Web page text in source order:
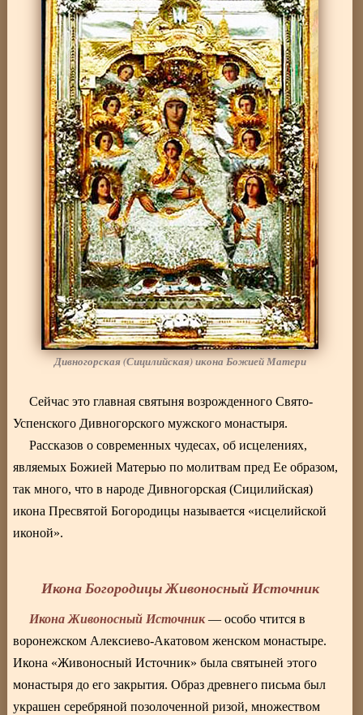
Дивногорская (Сицилийская) икона Божией Матери
Сейчас это главная святыня возрожденного Свято-
Успенского Дивногорского мужского монастыря.
Рассказов о современных чудесах, об исцелениях,
являемых Божией Матерью по молитвам пред Ее образом,
так много, что в народе Дивногорская (Сицилийская)
икона Пресвятой Богородицы называется «исцелийской
иконой».
Икона Богородицы Живоносный Источник
Икона Живоносный Источник— особо чтится в
воронежском Алексиево-Акатовом женском монастыре.
Икона «Живоносный Источник» была святыней этого
монастыря до его закрытия. Образ древнего письма был
украшен серебряной позолоченной ризой, множеством